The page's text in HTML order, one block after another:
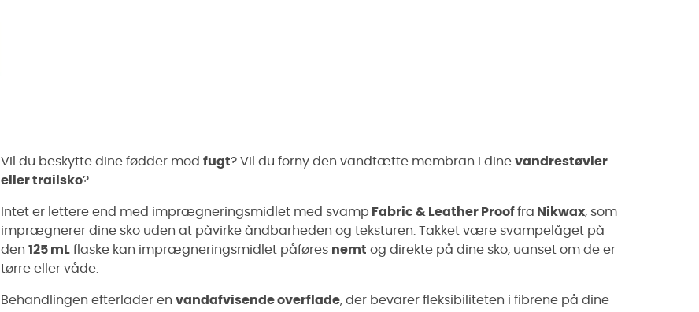
Vil du beskytte dine fødder mod fugt? Vil du forny den vandtætte membran i dine vandrestøvler
eller trailsko?
Intet er lettere end med imprægneringsmidlet med svamp Fabric & Leather Prooffra Nikwax, som
imprægnerer dine sko uden at påvirke åndbarheden og teksturen. Takket være svampelåget på
den 125 mL flaske kan imprægneringsmidlet påføres nemt og direkte på dine sko, uanset om de er
tørre eller våde.
Behandlingen efterlader en vandafvisende overflade, der bevarer fleksibiliteten i fibrene på dine